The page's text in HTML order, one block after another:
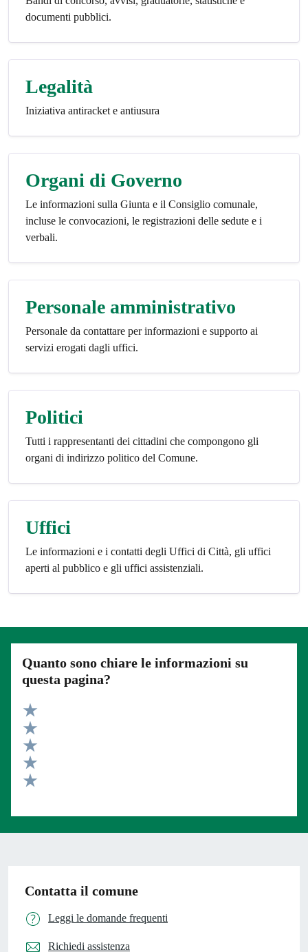
documenti pubblici.
Legalità
Iniziativa antiracket e antiusura
Organi di Governo
Le informazioni sulla Giunta e il Consiglio comunale,
incluse le convocazioni, le registrazioni delle sedute e i
verbali.
Personale amministrativo
Personale da contattare per informazioni e supporto ai
servizi erogati dagli uffici.
Politici
Tutti i rappresentanti dei cittadini che compongono gli
organi di indirizzo politico del Comune.
Uffici
Le informazioni e i contatti degli Uffici di Città, gli uffici
aperti al pubblico e gli uffici assistenziali.
Quanto sono chiare le informazioni su
questa pagina?
Valuta 5 stelle su 5
Valuta 4 stelle su 5
Valuta 3 stelle su 5
Valuta 2 stelle su 5
Contatta il comune
Leggi le domande frequenti
Richiedi assistenza